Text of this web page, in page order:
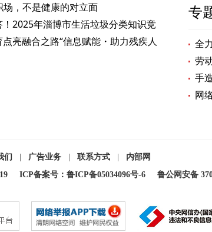
淄博市两条公路入选全国“2025年度美丽公路项目”
业
，不是健康的对立面
！2025年淄博市生活垃圾分类知识竞
赛亮融合之路“信息赋能・助力残疾人
专
全
劳
手
网
们 广告业务 联系方式
内部网
ICP备案号：鲁ICP备05034096号-6 鲁公网安备